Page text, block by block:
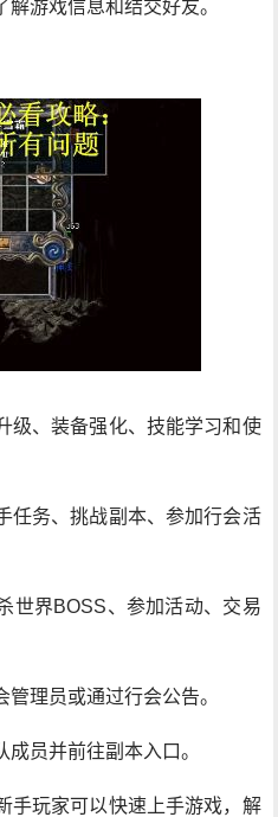
游戏信息和结交好友。
级、装备强化、技能学习和使
任务、挑战副本、参加行会活
世界BOSS、参加活动、交易
理员或通过行会公告。
员并前往副本入口。
手玩家可以快速上手游戏，解